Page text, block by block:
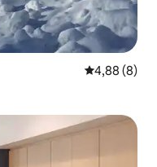
Évaluation
4,88 (8)